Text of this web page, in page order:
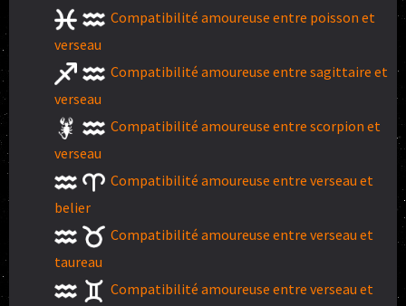
Compatibilité amoureuse entre poisson et
verseau
Compatibilité amoureuse entre sagittaire et
verseau
Compatibilité amoureuse entre scorpion et
verseau
Compatibilité amoureuse entre verseau et
belier
Compatibilité amoureuse entre verseau et
taureau
Compatibilité amoureuse entre verseau et